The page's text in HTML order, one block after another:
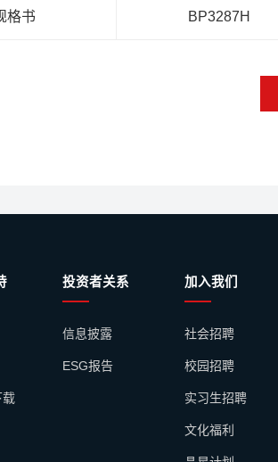
格书 BP3287H
载
投资者关系
信息披露
ESG报告
加入我们
社会招聘
校园招聘
实习生招聘
文化福利